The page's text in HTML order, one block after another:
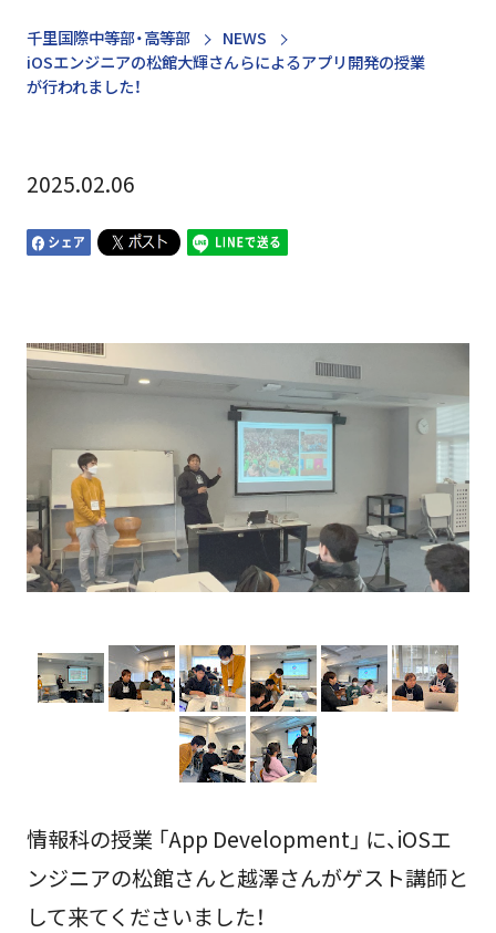
千里国際中等部・高等部
NEWS
iOSエンジニアの松館大輝さんらによるアプリ開発の授業
が行われました！
2025.02.06
情報科の授業 「App Development」 に、iOSエ
ンジニアの松館さんと越澤さんがゲスト講師と
して来てくださいました！